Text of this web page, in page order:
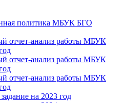
политика МБУК БГО
отчет-анализ работы МБУК
отчет-анализ работы МБУК
отчет-анализ работы МБУК
на 2023 год